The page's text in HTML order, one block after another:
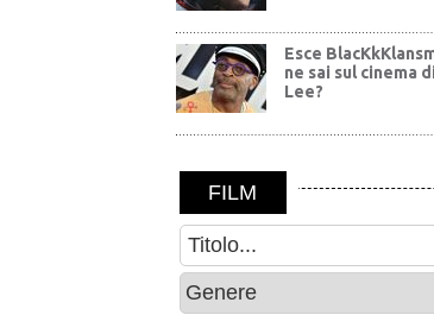
Esce
ne sai sul cinema
Lee?